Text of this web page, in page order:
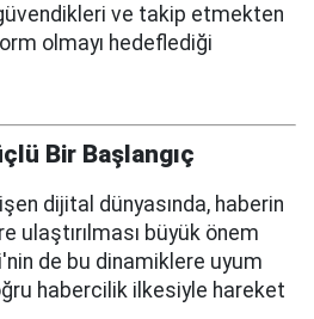
ve takip etmekten
olmayı hedeflediği
Bir Başlangıç
dijital dünyasında, haberin
ulaştırılması büyük önem
de bu dinamiklere uyum
habercilik ilkesiyle hareket